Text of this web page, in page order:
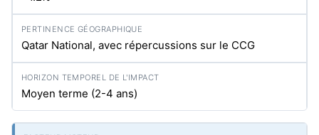
Qatar National, avec répercussions sur le CCG
Moyen terme (2-4 ans)